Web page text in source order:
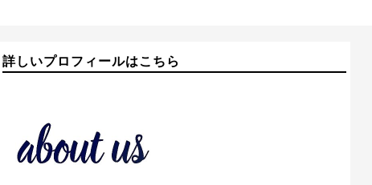
詳しいプロフィールはこちら